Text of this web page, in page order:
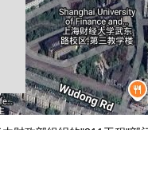
财政部组织的"211工程"部